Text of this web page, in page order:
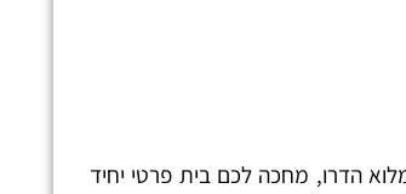
הדרו, מחכה לכם בית פרטי יחיד